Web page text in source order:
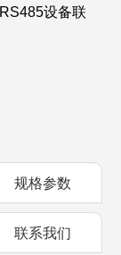
设备联
规格参数
联系我们